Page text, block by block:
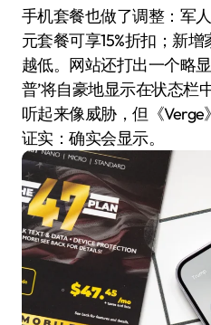
手机套餐也做了调整：军
元套餐可享15%折扣；新
越低。网站还打出一个略
普’将自豪地显示在状态栏
听起来像威胁，但《
证实：确实会显示。